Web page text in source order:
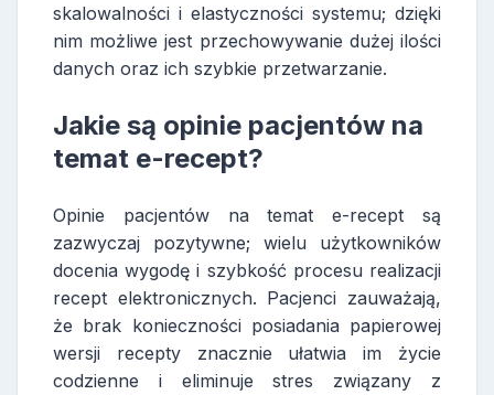
skalowalności i elastyczności systemu; dzięki
nim możliwe jest przechowywanie dużej ilości
danych oraz ich szybkie przetwarzanie.
Jakie są opinie pacjentów na
temat e-recept?
Opinie pacjentów na temat e-recept są
zazwyczaj pozytywne; wielu użytkowników
docenia wygodę i szybkość procesu realizacji
recept elektronicznych. Pacjenci zauważają,
że brak konieczności posiadania papierowej
wersji recepty znacznie ułatwia im życie
codzienne i eliminuje stres związany z